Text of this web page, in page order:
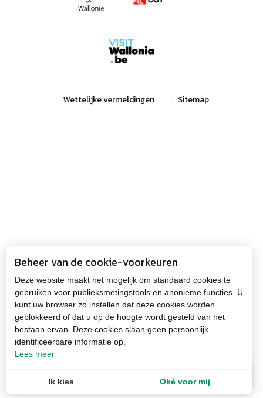
Recherche
Wettelijke vermeldingen Sitemap
Beheer van de cookie-voorkeuren
Deze website maakt het mogelijk om standaard cookies te
gebruiken voor publieksmetingstools en anonieme functies. U
kunt uw browser zo instellen dat deze cookies worden
geblokkeerd of dat u op de hoogte wordt gesteld van het
bestaan ervan. Deze cookies slaan geen persoonlijk
identificeerbare informatie op.
Lees meer
Ik kies Oké voor mij